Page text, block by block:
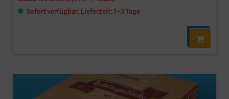
Sofort verfügbar, Lieferzeit: 1-3 Tage